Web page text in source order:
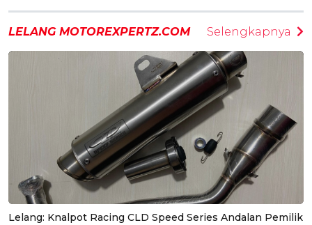
LELANG MOTOREXPERTZ.COM Selengkapnya
Lelang: Knalpot Racing CLD Speed Series Andalan Pemilik